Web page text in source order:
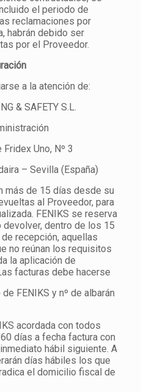
el periodo de
reclamaciones por
habrán debido ser
por el Proveedor.
a la atención de:
& SAFETY S.L.
Fridex Uno, Nº 3
– Sevilla (España)
más de 15 días desde su
al Proveedor, para
FENIKS se reserva
dentro de los 15
recepción, aquellas
no reúnan los requisitos
la aplicación de
facturas debe hacerse
FENIKS y nº de albarán
acordada con todos
días a fecha factura con
hábil siguiente. A
días hábiles los que
el domicilio fiscal de